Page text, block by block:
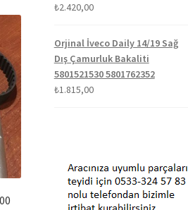
₺2.420,00
Orjinal İveco Daily 14/19 Sağ
Dış Çamurluk Bakaliti
5801521530 5801762352
₺1.815,00